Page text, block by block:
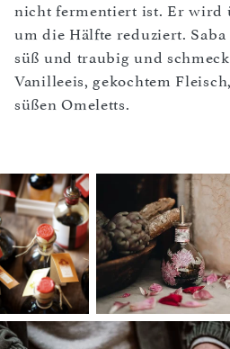
nicht fermentiert ist. Er wird
um die Hälfte reduziert. Saba
süß und traubig und
Vanilleeis, gekochtem
süßen Omeletts.